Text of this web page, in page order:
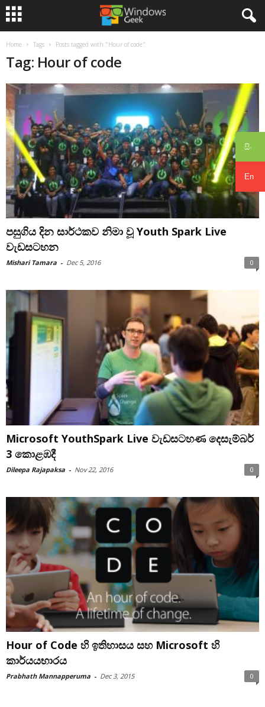
සිං
En
Home Tags Posts tagged with "Hour of code"
Tag: Hour of code
පසුගිය දින සාර්ථකව නිමා වූ Youth Spark Live
වැඩසටහන
Mishari Tamara - Dec 5, 2016 0
Microsoft YouthSpark Live වැඩසටහණ දෙසැම්බර්
3 කොළඹදී
Dileepa Rajapaksa - Nov 22, 2016 0
Hour of Code හි ඉතිහාසය සහ Microsoft හි
කාර්යයභාරය
Prabhath Mannapperuma - Dec 3, 2015 0